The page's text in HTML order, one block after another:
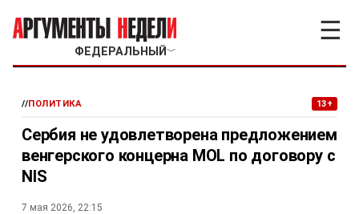
ФЕДЕРАЛЬНЫЙ ﹀
☰
//ПОЛИТИКА 13+
Сербия не удовлетворена предложением
венгерского концерна MOL по договору с
NIS
7 мая 2026, 22:15